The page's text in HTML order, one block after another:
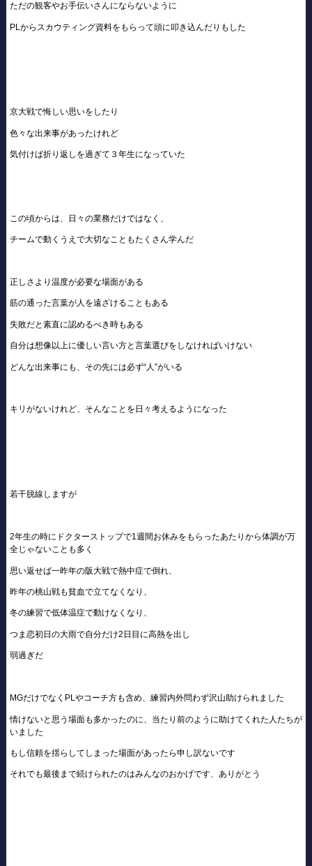
ただの観客やお手伝いさんにならないように
PLからスカウティング資料をもらって頭に叩き込んだりもした
京大戦で悔しい思いをしたり
色々な出来事があったけれど
気付けば折り返しを過ぎて３年生になっていた
この頃からは、日々の業務だけではなく、
チームで動くうえで大切なこともたくさん学んだ
正しさより温度が必要な場面がある
筋の通った言葉が人を遠ざけることもある
失敗だと素直に認めるべき時もある
自分は想像以上に優しい言い方と言葉選びをしなければいけない
どんな出来事にも、その先には必ず“人”がいる
キリがないけれど、そんなことを日々考えるようになった
若干脱線しますが
2年生の時にドクターストップで1週間お休みをもらったあたりから体調が万
全じゃないことも多く
思い返せば一昨年の阪大戦で熱中症で倒れ、
昨年の桃山戦も貧血で立てなくなり、
冬の練習で低体温症で動けなくなり、
つま恋初日の大雨で自分だけ2日目に高熱を出し
弱過ぎだ
MGだけでなくPLやコーチ方も含め、練習内外問わず沢山助けられました
情けないと思う場面も多かったのに、当たり前のように助けてくれた人たちが
いました
もし信頼を揺らしてしまった場面があったら申し訳ないです
それでも最後まで続けられたのはみんなのおかげです、ありがとう